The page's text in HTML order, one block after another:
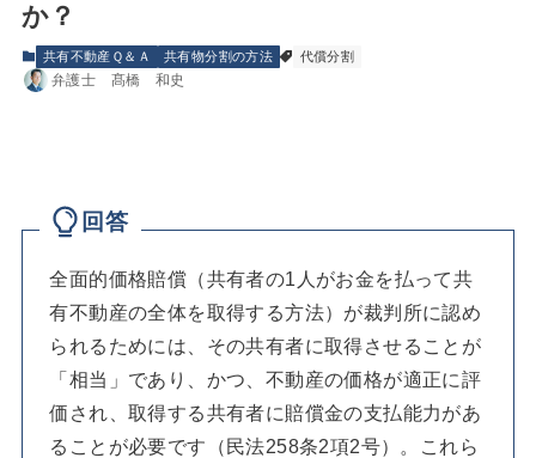
弁護士費用
よくある質問
アクセス
か？
共有不動産Ｑ＆Ａ 共有物分割の方法 代償分割
弁護士 髙橋 和史
回答
全面的価格賠償（共有者の1人がお金を払って共
有不動産の全体を取得する方法）が裁判所に認め
られるためには、その共有者に取得させることが
「相当」であり、かつ、不動産の価格が適正に評
価され、取得する共有者に賠償金の支払能力があ
ることが必要です（民法258条2項2号）。これら